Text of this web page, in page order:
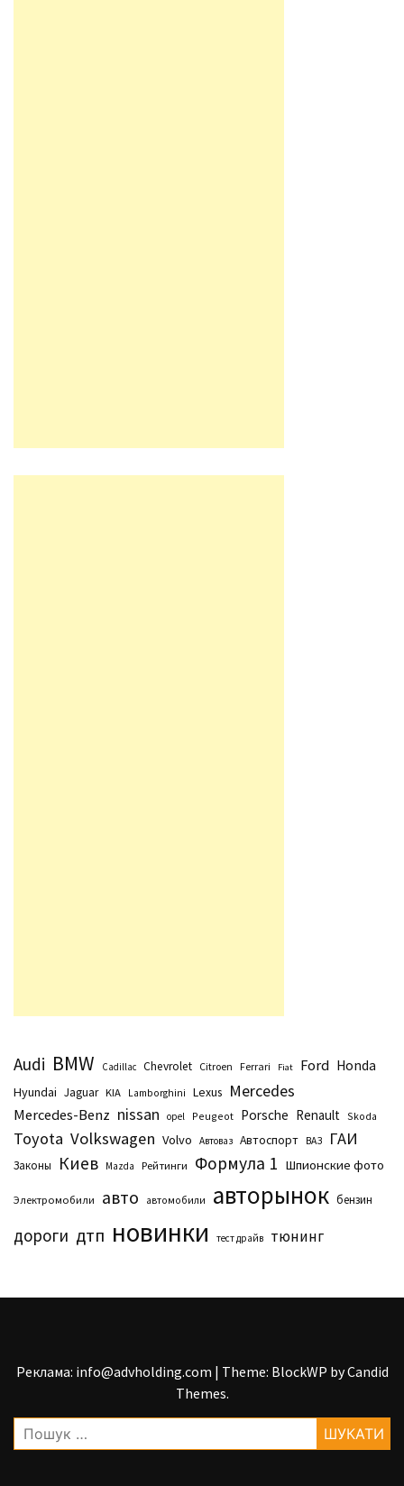
Audi BMW Cadillac Chevrolet Citroen Ferrari Fiat Ford Honda
Hyundai Jaguar KIA Lamborghini Lexus Mercedes
Mercedes-Benz nissan opel Peugeot Porsche Renault Skoda
Toyota Volkswagen Volvo Автоваз Автоспорт ВАЗ ГАИ
Законы Киев Маzda Рейтинги Формула 1 Шпионские фото
Электромобили авто автомобили авторынок бензин
дороги дтп новинки тест драйв тюнинг
Реклама: info@advholding.com | Theme: BlockWP byCandid
Themes.
Пошук: